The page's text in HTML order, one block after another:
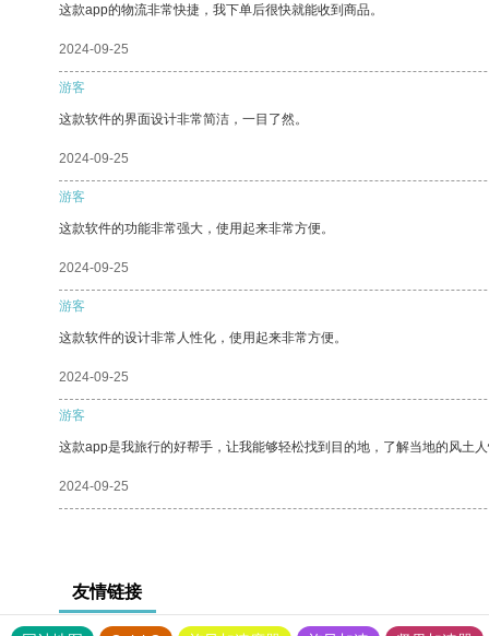
这款app的物流非常快捷，我下单后很快就能收到商品。
2024-09-25
游客
这款软件的界面设计非常简洁，一目了然。
2024-09-25
游客
这款软件的功能非常强大，使用起来非常方便。
2024-09-25
游客
这款软件的设计非常人性化，使用起来非常方便。
2024-09-25
游客
这款app是我旅行的好帮手，让我能够轻松找到目的地，了解当地的风土
2024-09-25
友情链接